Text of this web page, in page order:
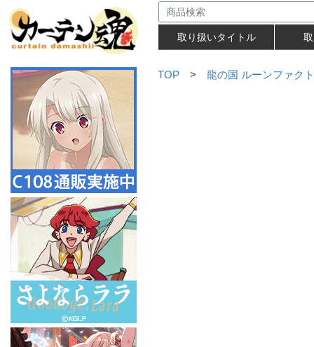
取り扱いタイトル
TOP > 龍の国 ルーンファク